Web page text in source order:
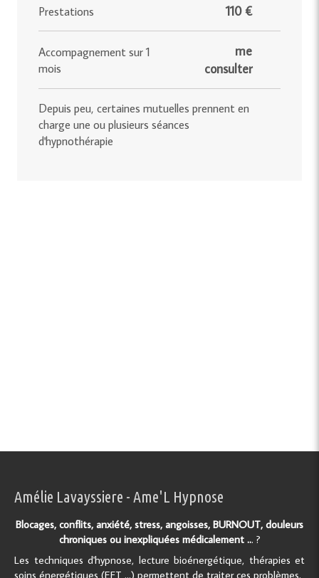
Prestations 110 €
Accompagnement sur 1
mois
me
consulter
Depuis peu, certaines mutuelles prennent en
charge une ou plusieurs séances
d'hypnothérapie
Amélie Lavayssiere - Ame'L Hypnose
Blocages, conflits, anxiété, stress, angoisses, BURNOUT, douleurs
chroniques ou inexpliquées médicalement ... ?
Les techniques d'hypnose, lecture bioénergétique, thérapies et
soins énergétiques (EFT ...) permettent de traiter ces problèmes.